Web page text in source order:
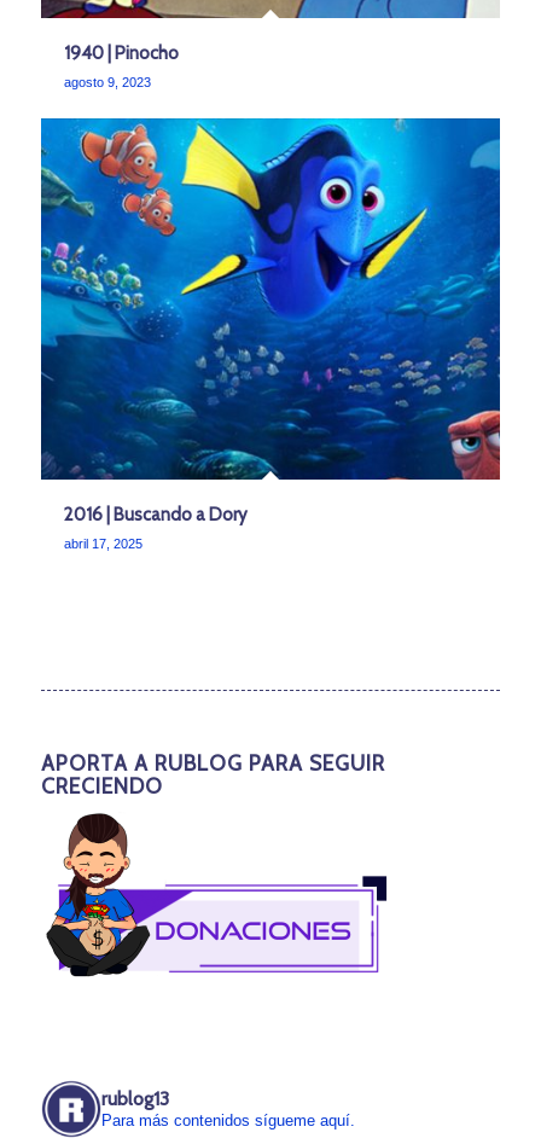
1940 | Pinocho
agosto 9, 2023
2016 | Buscando a Dory
abril 17, 2025
APORTA A RUBLOG PARA SEGUIR
CRECIENDO
rublog13
Para más contenidos sígueme aquí.